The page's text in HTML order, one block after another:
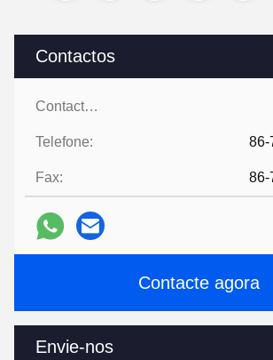
Contactos
Contactos:
Telefone: 86-
Fax: 86-
Contacte agora
Envie-nos